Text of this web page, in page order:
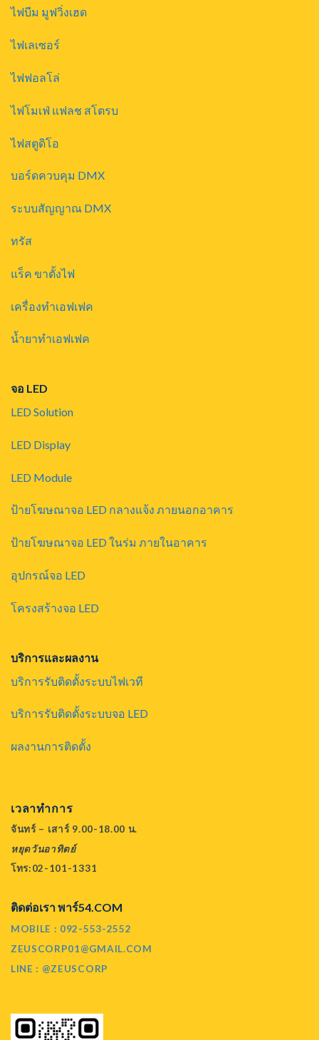
ไฟบีม มูฟวิ่งเฮด
ไฟเลเซอร์
ไฟฟอลโล่
ไฟโมเฟ่ แฟลช สโตรบ
ไฟสตูดิโอ
บอร์ดควบคุม DMX
ระบบสัญญาณ DMX
ทรัส
แร็ค ขาตั้งไฟ
เครื่องทำเอฟเฟค
น้ำยาทำเอฟเฟค
จอ LED
LED Solution
LED Display
LED Module
ป้ายโฆษณาจอ LED กลางแจ้ง ภายนอกอาคาร
ป้ายโฆษณาจอ LED ในร่ม ภายในอาคาร
อุปกรณ์จอ LED
โครงสร้างจอ LED
บริการและผลงาน
บริการรับติดตั้งระบบไฟเวที
บริการรับติดตั้งระบบจอ LED
ผลงานการติดตั้ง
เวลาทำการ
จันทร์ – เสาร์ 9.00-18.00 น.
หยุดวันอาทิตย์
โทร:02-101-1331
ติดต่อเรา พาร์54.COM
MOBILE : 092-553-2552
ZEUSCORP01@GMAIL.COM
LINE : @ZEUSCORP